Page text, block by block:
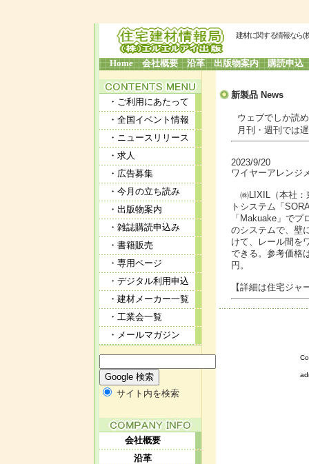
建材に関する情報なら(
Home 会社概要 沿革 出版物案内 購読申込
・ご利用にあたって
・全国イベント情報
・ニュースリリース
・求人
・広告募集
・今月の立ち読み
・出版物案内
・雑誌購読申込み
・書籍販売
・専用ページ
・デジタル利用申込
・建材メーカー一覧
・工業会一覧
・メールマガジン
サイト内を検索
会社概要
沿革
新製品 News
ウェブでしか読め
月刊・週刊では遅
2023/9/20
ワイヤーアレンジ
㈱LIXIL（本社：
トシステム「
「Makuake」で
のシステムで、壁
けて、レール間を
できる。参考価格
円。
【詳細は住宅ジ